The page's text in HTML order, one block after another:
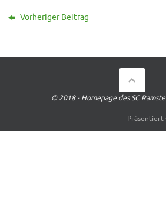
Vorheriger Beitrag
© 2018 - Homepage des SC
Präsentiert